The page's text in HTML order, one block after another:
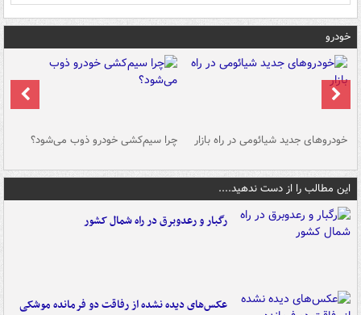
خودرو
خودروهای جدید شیائومی در راه بازار چرا سیم‌کشی خودرو ذوب می‌شود؟
این مطالب را از دست ندهید....
رگبار و رعدوبرق در راه شمال کشور
عکس‌های دیده نشده از رفاقت دو فرمانده‌ موشکی